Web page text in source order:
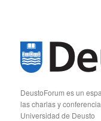
DeustoForum es un
las charlas y
Universidad de Deusto